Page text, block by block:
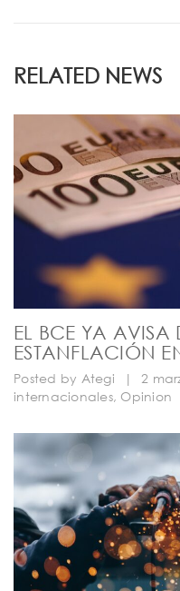
RELATED NEWS
EL BCE YA AVISA
ESTANFLACIÓN
Posted by Ategi | 2
internacionales, Opinion